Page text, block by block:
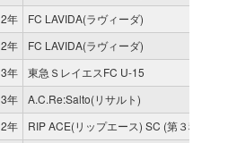
2年 FC LAVIDA(ラヴィーダ)
2年 FC LAVIDA(ラヴィーダ)
3年 東急ＳレイエスFC U-15
3年 A.C.Re:Salto(リサルト)
2年 RIP ACE(リップエース) SC (第３種)